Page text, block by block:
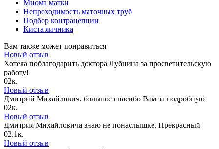
Миома матки
Непроходимость маточных труб
Подбор контрацепции
Киста яичника
Вам также может понравиться
Новый отзыв
Хотела поблагодарить доктора Лубнина за просветительскую
работу!
02к.
Новый отзыв
Дмитрий Михайлович, большое спасибо Вам за подробную
02к.
Новый отзыв
Дмитрия Михайловича знаю не понаслышке. Прекрасный
02.1к.
Новый отзыв